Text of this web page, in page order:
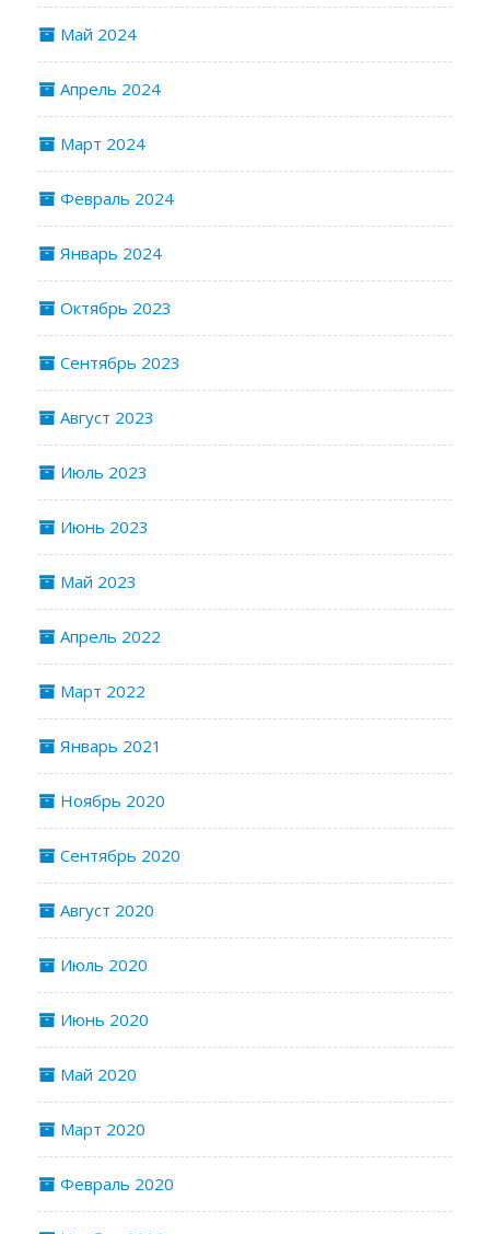
Май 2024
Апрель 2024
Март 2024
Февраль 2024
Январь 2024
Октябрь 2023
Сентябрь 2023
Август 2023
Июль 2023
Июнь 2023
Май 2023
Апрель 2022
Март 2022
Январь 2021
Ноябрь 2020
Сентябрь 2020
Август 2020
Июль 2020
Июнь 2020
Май 2020
Март 2020
Февраль 2020